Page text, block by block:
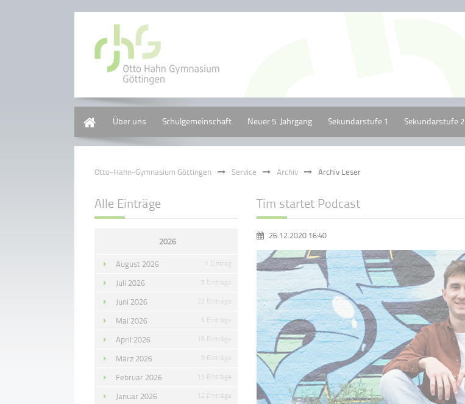
Über uns Schulgemeinschaft Neuer 5. Jahrgang Sekundarstufe 1 Sekundarstufe 2
Otto-Hahn-Gymnasium Göttingen Service Archiv Archiv Leser
Tim startet Podcast
26.12.2020 16:40
Alle Einträge
2026
August 2026 1 Eintrag
Juli 2026 5 Einträge
Juni 2026 22 Einträge
Mai 2026 6 Einträge
April 2026 16 Einträge
März 2026 9 Einträge
Februar 2026 15 Einträge
Januar 2026 12 Einträge